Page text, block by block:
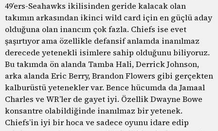
49’ers-Seahawks ikilisinden geride kalacak olan
takımın arkasından ikinci wild card için en güçlü aday
olduğuna olan inancım çok fazla. Chiefs ise evet
şaşırtıyor ama özellikle defansif anlamda inanılmaz
derecede yetenekli isimlere sahip olduğunu biliyoruz.
Bu takımda ön alanda Tamba Hali, Derrick Johnson,
arka alanda Eric Berry, Brandon Flowers gibi gerçekten
kalburüstü yetenekler var. Bence hücumda da Jamaal
Charles ve WR’ler de gayet iyi. Özellik Dwayne Bowe
konsantre olabildiğinde inanılmaz bir yetenek.
Chiefs’in iyi bir hoca ve sadece oyunu idare edip